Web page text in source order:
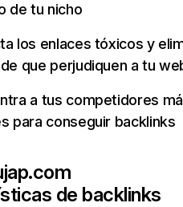
de tu nicho
los enlaces tóxicos y
que perjudiquen a tu
a tus competidores
para conseguir backlinks
de backlinks